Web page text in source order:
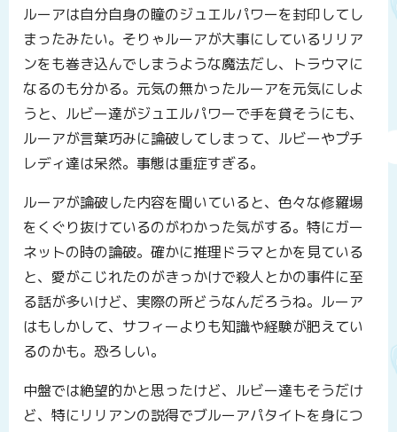
ルーアは自分自身の瞳のジュエルパワーを封印してし
まったみたい。そりゃルーアが大事にしているリリア
ンをも巻き込んでしまうような魔法だし、トラウマに
なるのも分かる。元気の無かったルーアを元気にしよ
うと、ルビー達がジュエルパワーで手を貸そうにも、
ルーアが言葉巧みに論破してしまって、ルビーやプチ
レディ達は呆然。事態は重症すぎる。
ルーアが論破した内容を聞いていると、色々な修羅場
をくぐり抜けているのがわかった気がする。特にガー
ネットの時の論破。確かに推理ドラマとかを見ている
と、愛がこじれたのがきっかけで殺人とかの事件に至
る話が多いけど、実際の所どうなんだろうね。ルーア
はもしかして、サフィーよりも知識や経験が肥えてい
るのかも。恐ろしい。
中盤では絶望的かと思ったけど、ルビー達もそうだけ
ど、特にリリアンの説得でブルーアパタイトを身につ